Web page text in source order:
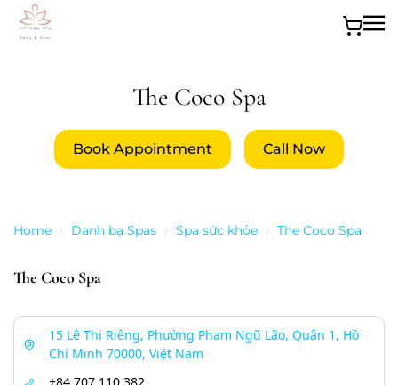
The Coco Spa
Book Appointment Call Now
Home Danh bạ Spas Spa sức khỏe The Coco Spa
The Coco Spa
15 Lê Thị Riêng, Phường Phạm Ngũ Lão, Quận 1, Hồ
Chí Minh 70000, Việt Nam